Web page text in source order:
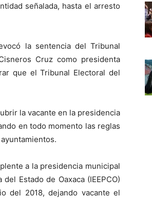
señalada, hasta el arresto
la sentencia del Tribunal
Cruz como presidenta
que el Tribunal Electoral del
la vacante en la presidencia
en todo momento las reglas
a la presidencia municipal
Estado de Oaxaca (IEEPCO)
del 2018, dejando vacante el